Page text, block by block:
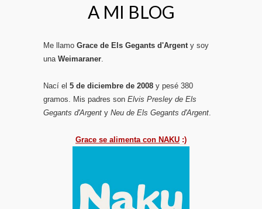
A MI BLOG
Me llamo Grace de Els Gegants d'Argent y soy
una Weimaraner
Nací el 5 de diciembre de 2008 y pesé 380
gramos. Mis padres son Elvis Presley de Els
Gegants d'Argent y Neu de Els Gegants d'Argent
Grace se alimenta con NAKU :)